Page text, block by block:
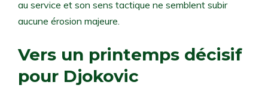
au service et son sens tactique ne semblent subir
aucune érosion majeure.
Vers un printemps décisif
pour Djokovic